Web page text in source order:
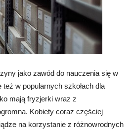
jako zawód do nauczenia się w
w popularnych szkołach dla
mają fryzjerki wraz z
Kobiety coraz częściej
na korzystanie z różnowrodnych